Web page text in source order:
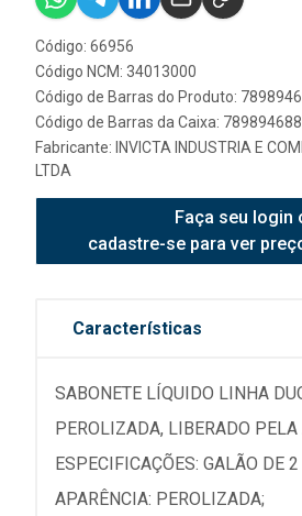
Código: 66956
Código NCM: 34013000
Código de Barras do Produto:
Código de Barras da Caixa:
Fabricante: INVICTA INDUSTRIA E
LTDA
Faça seu login
cadastre-se para ver
Características
SABONETE LÍQUIDO LINHA
PEROLIZADA, LIBERADO PELA
ESPECIFICAÇÕES: GALÃO DE
APARÊNCIA: PEROLIZADA;